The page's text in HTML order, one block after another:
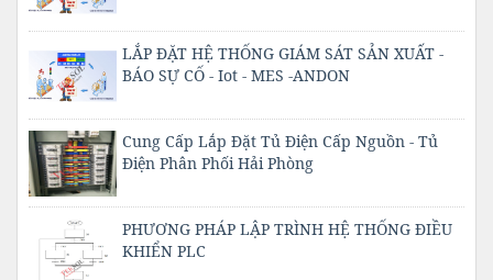
LẮP ĐẶT HỆ THỐNG GIÁM SÁT SẢN XUẤT -
BÁO SỰ CỐ - Iot - MES -ANDON
Cung Cấp Lắp Đặt Tủ Điện Cấp Nguồn - Tủ
Điện Phân Phối Hải Phòng
PHƯƠNG PHÁP LẬP TRÌNH HỆ THỐNG ĐIỀU
KHIỂN PLC